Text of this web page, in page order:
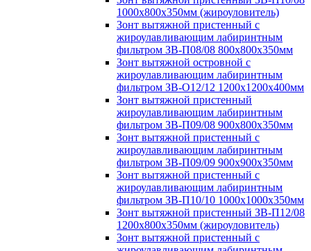
1000х800х350мм (жироуловитель)
Зонт вытяжной пристенный с
жироулавливающим лабиринтным
фильтром ЗВ-П08/08 800х800х350мм
Зонт вытяжной островной с
жироулавливающим лабиринтным
фильтром ЗВ-О12/12 1200х1200х400мм
Зонт вытяжной пристенный
жироулавливающим лабиринтным
фильтром ЗВ-П09/08 900х800х350мм
Зонт вытяжной пристенный с
жироулавливающим лабиринтным
фильтром ЗВ-П09/09 900х900х350мм
Зонт вытяжной пристенный с
жироулавливающим лабиринтным
фильтром ЗВ-П10/10 1000х1000х350мм
Зонт вытяжной пристенный ЗВ-П12/08
1200х800х350мм (жироуловитель)
Зонт вытяжной пристенный с